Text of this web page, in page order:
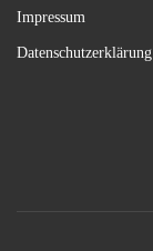
Impressum
Datenschutzerklärung